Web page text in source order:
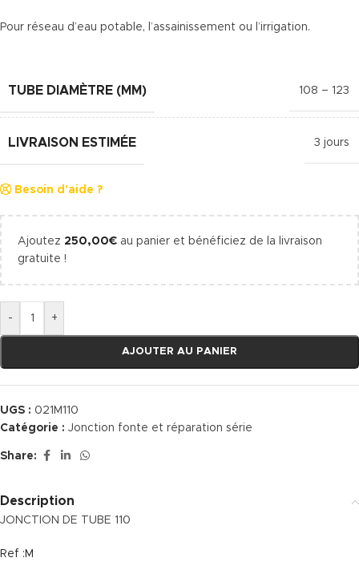
Pour réseau d’eau potable, l’assainissement ou l’irrigation.
TUBE DIAMÈTRE (MM) 108 – 123
LIVRAISON ESTIMÉE 3 jours
Besoin d'aide ?
Ajoutez 250,00€ au panier et bénéficiez de la livraison
gratuite !
- +
AJOUTER AU PANIER
UGS : 021M110
Catégorie : Jonction fonte et réparation série
Share:
Description
JONCTION DE TUBE 110
Ref :M